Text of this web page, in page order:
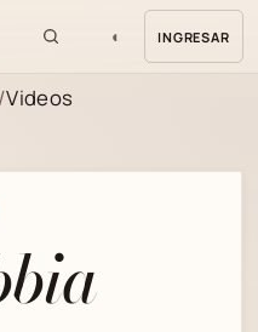
◐ INGRESAR
/Videos